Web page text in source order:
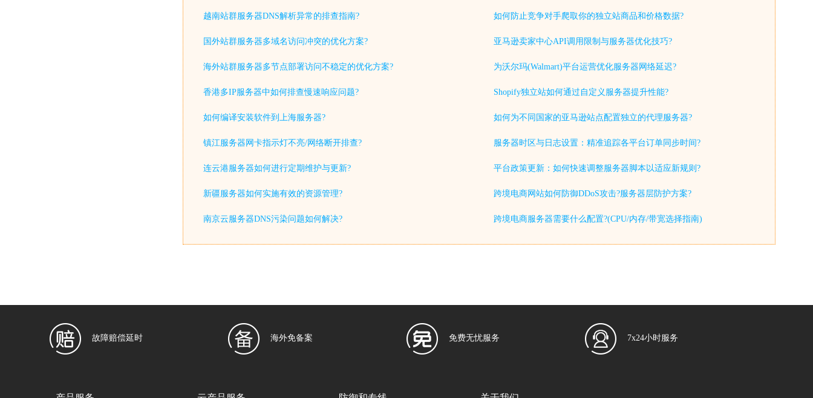
越南站群服务器DNS解析异常的排查指南?
国外站群服务器多域名访问冲突的优化方案?
海外站群服务器多节点部署访问不稳定的优化方案?
香港多IP服务器中如何排查慢速响应问题?
如何编译安装软件到上海服务器?
镇江服务器网卡指示灯不亮/网络断开排查?
连云港服务器如何进行定期维护与更新?
新疆服务器如何实施有效的资源管理?
南京云服务器DNS污染问题如何解决?
如何防止竞争对手爬取你的独立站商品和价格数据?
亚马逊卖家中心API调用限制与服务器优化技巧?
为沃尔玛(Walmart)平台运营优化服务器网络延迟?
Shopify独立站如何通过自定义服务器提升性能?
如何为不同国家的亚马逊站点配置独立的代理服务器?
服务器时区与日志设置：精准追踪各平台订单同步时间?
平台政策更新：如何快速调整服务器脚本以适应新规则?
跨境电商网站如何防御DDoS攻击?服务器层防护方案?
跨境电商服务器需要什么配置?(CPU/内存/带宽选择指南)
故障赔偿延时 海外免备案 免费无忧服务 7x24小时服务